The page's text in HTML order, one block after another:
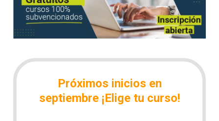
Próximos inicios en
septiembre ¡Elige tu curso!